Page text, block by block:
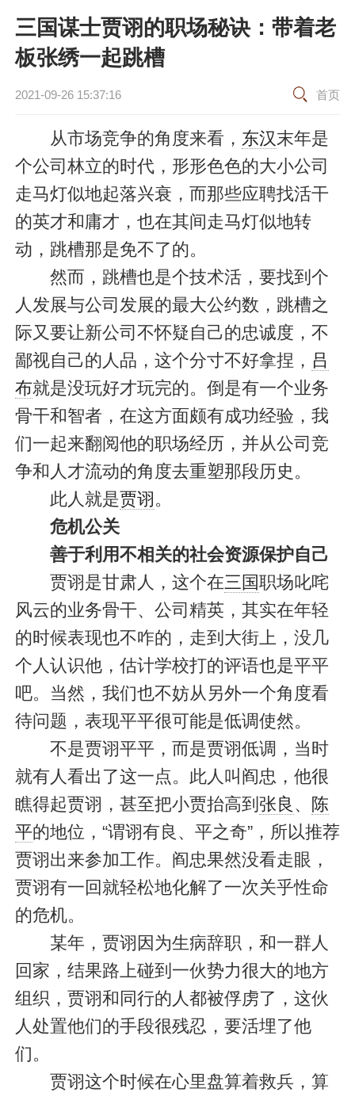
三国谋士贾诩的职场秘诀：带着老
板张绣一起跳槽
2021-09-26 15:37:16 首页
从市场竞争的角度来看， 东汉末年是
个公司林立的时代，形形色色的大小公司
走马灯似地起落兴衰，而那些应聘找活干
的英才和庸才，也在其间走马灯似地转
动，跳槽那是免不了的。
然而，跳槽也是个技术活，要找到个
人发展与公司发展的最大公约数，跳槽之
际又要让新公司不怀疑自己的忠诚度，不
鄙视自己的人品，这个分寸不好拿捏， 吕
布就是没玩好才玩完的。倒是有一个业务
骨干和智者，在这方面颇有成功经验，我
们一起来翻阅他的职场经历，并从公司竞
争和人才流动的角度去重塑那段历史。
此人就是贾诩。
危机公关
善于利用不相关的社会资源保护自己
贾诩是甘肃人，这个在三国职场叱咤
风云的业务骨干、公司精英，其实在年轻
的时候表现也不咋的，走到大街上，没几
个人认识他，估计学校打的评语也是平平
吧。当然，我们也不妨从另外一个角度看
待问题，表现平平很可能是低调使然。
不是贾诩平平，而是贾诩低调，当时
就有人看出了这一点。此人叫阎忠，他很
瞧得起贾诩，甚至把小贾抬高到 张良 、 陈
平的地位，“谓诩有良、平之奇”，所以推荐
贾诩出来参加工作。阎忠果然没看走眼，
贾诩有一回就轻松地化解了一次关乎性命
的危机。
某年，贾诩因为生病辞职，和一群人
回家，结果路上碰到一伙势力很大的地方
组织，贾诩和同行的人都被俘虏了，这伙
人处置他们的手段很残忍，要活埋了他
们。
贾诩这个时候在心里盘算着救兵，算